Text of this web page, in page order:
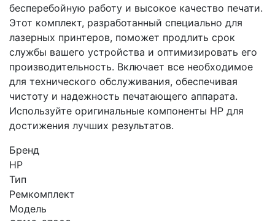
бесперебойную работу и высокое качество печати.
Этот комплект, разработанный специально для
лазерных принтеров, поможет продлить срок
службы вашего устройства и оптимизировать его
производительность. Включает все необходимое
для технического обслуживания, обеспечивая
чистоту и надежность печатающего аппарата.
Используйте оригинальные компоненты HP для
достижения лучших результатов.
Бренд
HP
Тип
Ремкомплект
Модель